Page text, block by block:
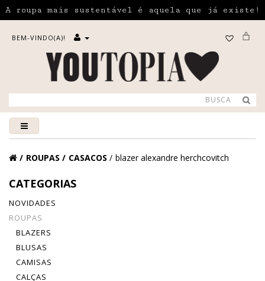
A roupa mais sustentável é aquela que já existe!
BEM-VINDO(A)!
ROUPAS CASACOS blazer alexandre herchcovitch
CATEGORIAS
NOVIDADES
ROUPAS
BLAZERS
BLUSAS
CAMISAS
CALÇAS